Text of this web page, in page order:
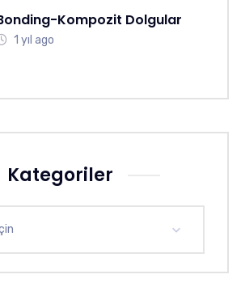
Kompozit Dolgular
1 yıl ago
Kategoriler